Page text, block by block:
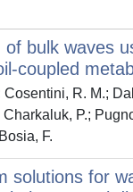
of bulk waves
coupled
Cosentini, R. M.;
Charkaluk, P.;
F.
solutions for